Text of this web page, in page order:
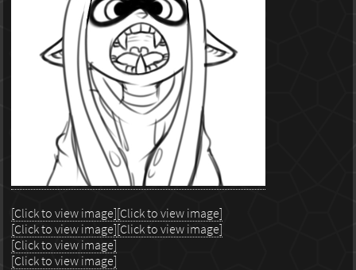
[Click to view image][Click to view image]
[Click to view image][Click to view image]
[Click to view image]
[Click to view image]